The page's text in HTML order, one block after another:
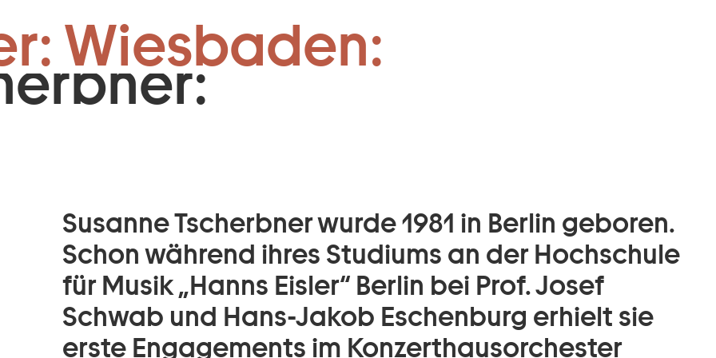
Zum Footer springen
Wiesbaden:
Susanne Tscherbner wurde 1981 in Berlin geboren.
Schon während ihres Studiums an der Hochschule
für Musik „Hanns Eisler“ Berlin bei Prof. Josef
Schwab und Hans-Jakob Eschenburg erhielt sie
erste Engagements im Konzerthausorchester